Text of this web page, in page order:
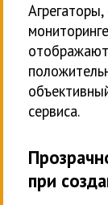
сервиса.
при